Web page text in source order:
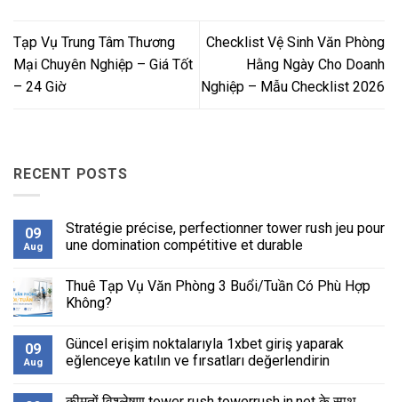
Tạp Vụ Trung Tâm Thương
Mại Chuyên Nghiệp – Giá Tốt
– 24 Giờ
Checklist Vệ Sinh Văn Phòng
Hằng Ngày Cho Doanh
Nghiệp – Mẫu Checklist 2026
RECENT POSTS
09
Aug
Stratégie précise, perfectionner tower rush jeu pour
une domination compétitive et durable
Stratégie
précise,
rush
jeu
pour
Thuê Tạp Vụ Văn Phòng 3 Buổi/Tuần Có Phù Hợp
Không?
on
Thuê
Tạp
09
Aug
Güncel erişim noktalarıyla 1xbet giriş yaparak
eğlenceye katılın ve fırsatları değerlendirin
Comments